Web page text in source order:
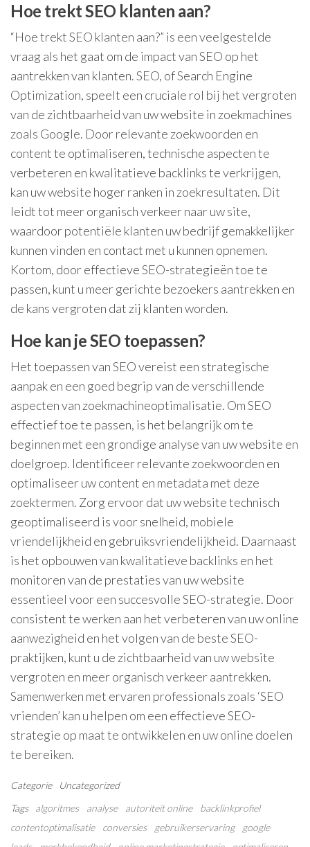
Hoe trekt SEO klanten aan?
“Hoe trekt SEO klanten aan?” is een veelgestelde
vraag als het gaat om de impact van SEO op het
aantrekken van klanten. SEO, of Search Engine
Optimization, speelt een cruciale rol bij het vergroten
van de zichtbaarheid van uw website in zoekmachines
zoals Google. Door relevante zoekwoorden en
content te optimaliseren, technische aspecten te
verbeteren en kwalitatieve backlinks te verkrijgen,
kan uw website hoger ranken in zoekresultaten. Dit
leidt tot meer organisch verkeer naar uw site,
waardoor potentiële klanten uw bedrijf gemakkelijker
kunnen vinden en contact met u kunnen opnemen.
Kortom, door effectieve SEO-strategieën toe te
passen, kunt u meer gerichte bezoekers aantrekken en
de kans vergroten dat zij klanten worden.
Hoe kan je SEO toepassen?
Het toepassen van SEO vereist een strategische
aanpak en een goed begrip van de verschillende
aspecten van zoekmachineoptimalisatie. Om SEO
effectief toe te passen, is het belangrijk om te
beginnen met een grondige analyse van uw website en
doelgroep. Identificeer relevante zoekwoorden en
optimaliseer uw content en metadata met deze
zoektermen. Zorg ervoor dat uw website technisch
geoptimaliseerd is voor snelheid, mobiele
vriendelijkheid en gebruiksvriendelijkheid. Daarnaast
is het opbouwen van kwalitatieve backlinks en het
monitoren van de prestaties van uw website
essentieel voor een succesvolle SEO-strategie. Door
consistent te werken aan het verbeteren van uw online
aanwezigheid en het volgen van de beste SEO-
praktijken, kunt u de zichtbaarheid van uw website
vergroten en meer organisch verkeer aantrekken.
Samenwerken met ervaren professionals zoals ‘SEO
vrienden’ kan u helpen om een effectieve SEO-
strategie op maat te ontwikkelen en uw online doelen
te bereiken.
Categorie
Uncategorized
Tags
algoritmes analyse autoriteit online
backlinkprofiel
contentoptimalisatie
conversies gebruikerservaring
google